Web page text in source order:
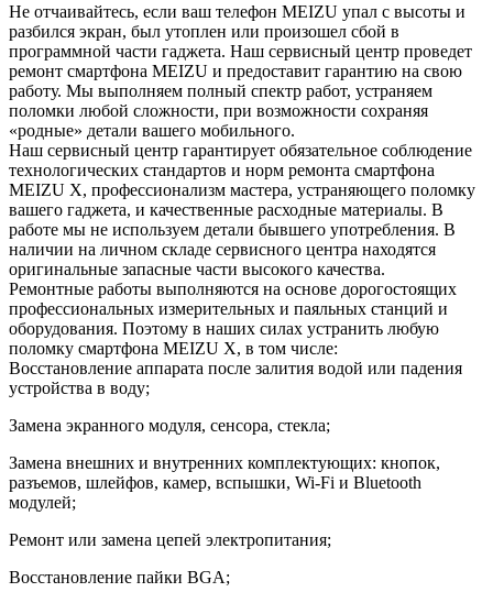
Не отчаивайтесь, если ваш телефон MEIZU упал с высоты и
разбился экран, был утоплен или произошел сбой в
программной части гаджета. Наш сервисный центр проведет
ремонт смартфона MEIZU и предоставит гарантию на свою
работу. Мы выполняем полный спектр работ, устраняем
поломки любой сложности, при возможности сохраняя
«родные» детали вашего мобильного.
Наш сервисный центр гарантирует обязательное соблюдение
технологических стандартов и норм ремонта смартфона
MEIZU X, профессионализм мастера, устраняющего поломку
вашего гаджета, и качественные расходные материалы. В
работе мы не используем детали бывшего употребления. В
наличии на личном складе сервисного центра находятся
оригинальные запасные части высокого качества.
Ремонтные работы выполняются на основе дорогостоящих
профессиональных измерительных и паяльных станций и
оборудования. Поэтому в наших силах устранить любую
поломку смартфона MEIZU X, в том числе:
Восстановление аппарата после залития водой или падения
устройства в воду;
Замена экранного модуля, сенсора, стекла;
Замена внешних и внутренних комплектующих: кнопок,
разъемов, шлейфов, камер, вспышки, Wi-Fi и Bluetooth
модулей;
Ремонт или замена цепей электропитания;
Восстановление пайки BGA;